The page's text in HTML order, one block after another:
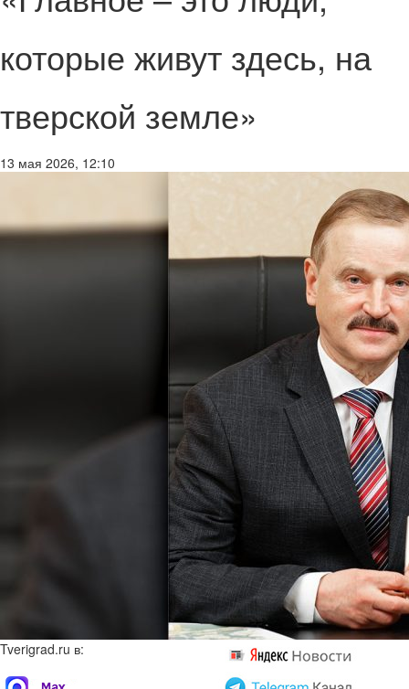
которые живут здесь, на
тверской земле»
13 мая 2026, 12:10
Tverigrad.ru в: